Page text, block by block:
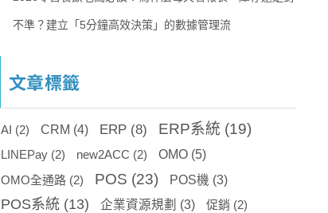
不準？建立「5分鐘高效決策」的數據管理流
文章標籤
AI (2) CRM (4) ERP (8) ERP系統 (19)
LINEPay (2) new2ACC (2) OMO (5)
OMO全通路 (2) POS (23) POS機 (3)
POS系統 (13) 企業資源規劃 (3) 促銷 (2)